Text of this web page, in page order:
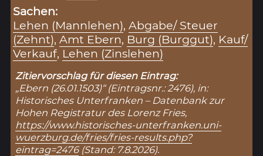
Sachen:
Lehen (Mannlehen),Abgabe/ Steuer
(Zehnt),Amt Ebern, Burg (Burggut), Kauf/
Verkauf, Lehen (Zinslehen)
Zitiervorschlag für diesen Eintrag:
„Ebern (26.01.1503)“ (Eintragsnr.: 2476), in:
Historisches Unterfranken – Datenbank zur
Hohen Registratur des Lorenz Fries,
https://www.historisches-unterfranken.uni-
wuerzburg.de/fries/fries-results.php?
eintrag=2476(Stand: 7.8.2026).